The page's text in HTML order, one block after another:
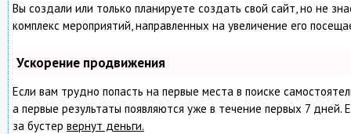
Вы создали или только планируете создать свой сайт, но не
комплекс мероприятий, направленных на увеличение его
Ускорение продвижения
Если вам трудно попасть на первые места в поиске
а первые результаты появляются уже в течение первых 7
за бустер вернут деньги.